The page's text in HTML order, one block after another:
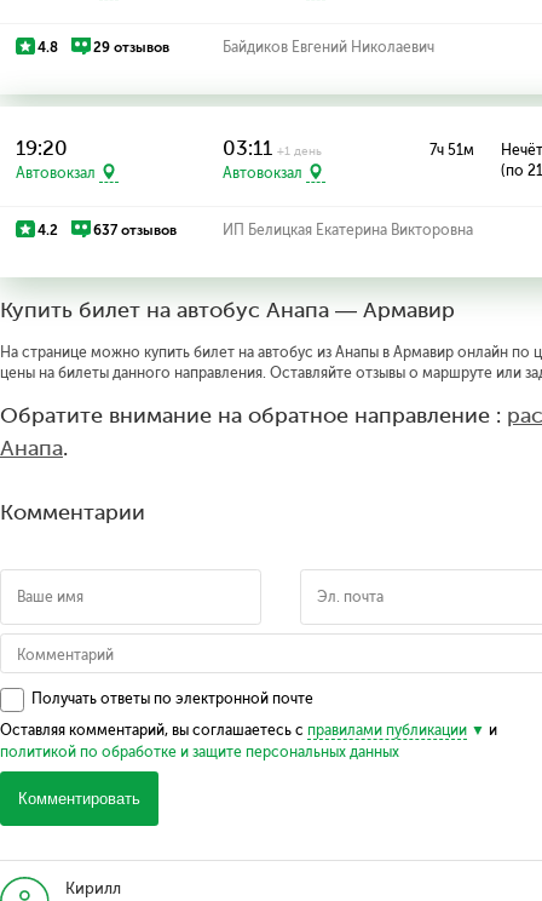
4.8 29 отзывов Байдиков Евгений Николаевич
19:20
Автовокзал
03:11+1 день
Автовокзал
7ч 51м
(по
4.2 637 отзывов ИП Белицкая Екатерина Викторовна
Купить билет на автобус Анапа — Армавир
На странице можно купить билет на автобус из Анапы в Армавир онлайн по
цены на билеты данного направления. Оставляйте отзывы о маршруте или
Обратите внимание на обратное направление :
Анапа.
Комментарии
Получать ответы по электронной почте
Оставляя комментарий, вы соглашаетесь с правилами публикации
и
политикой по обработке и защите персональных данных
Комментировать
Кирилл